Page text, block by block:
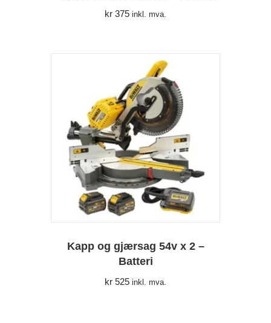
kr 375 inkl. mva.
Kapp og gjærsag 54v x 2 –
Batteri
kr 525 inkl. mva.